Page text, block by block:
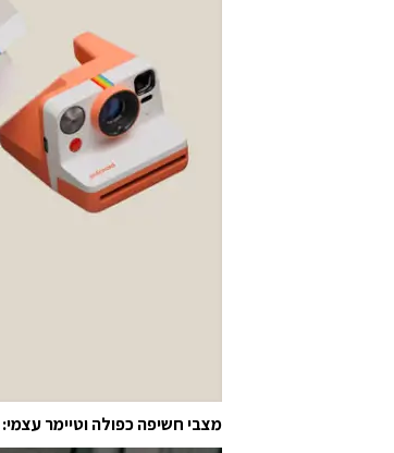
מצבי חשיפה כפולה וטיימר עצמי: